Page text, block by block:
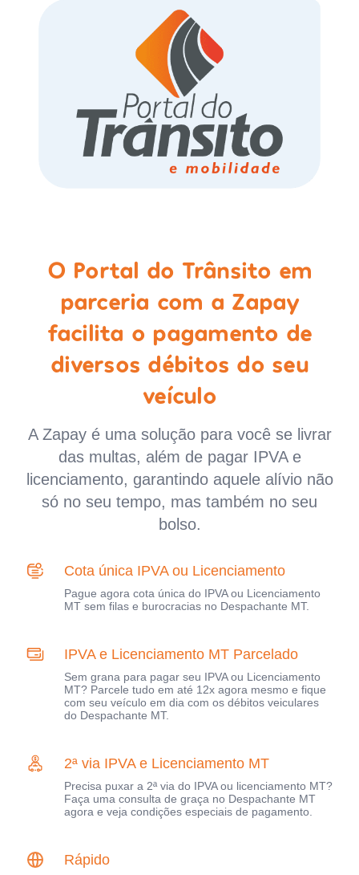
O Portal do Trânsito em
parceria com a Zapay
facilita o pagamento de
diversos débitos do seu
veículo
A Zapay é uma solução para você se livrar
das multas, além de pagar IPVA e
licenciamento, garantindo aquele alívio não
só no seu tempo, mas também no seu
bolso.
Cota única IPVA ou Licenciamento
Pague agora cota única do IPVA ou Licenciamento
MT sem filas e burocracias no Despachante MT.
IPVA e Licenciamento MT Parcelado
Sem grana para pagar seu IPVA ou Licenciamento
MT? Parcele tudo em até 12x agora mesmo e fique
com seu veículo em dia com os débitos veiculares
do Despachante MT.
2ª via IPVA e Licenciamento MT
Precisa puxar a 2ª via do IPVA ou licenciamento MT?
Faça uma consulta de graça no Despachante MT
agora e veja condições especiais de pagamento.
Rápido